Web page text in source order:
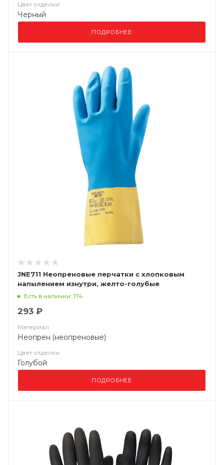
Цвет отделки
Черный
ПОДРОБНЕЕ
JNE711 Неопреновые перчатки с хлопковым
напылением изнутри, желто-голубые
Есть в наличии: 174
293 ₽
Материал
Неопрен (неопреновые)
Цвет отделки
Голубой
ПОДРОБНЕЕ